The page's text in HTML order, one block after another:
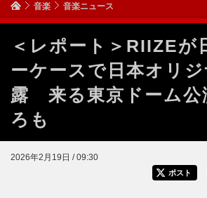
音楽 音楽ニュース
＜レポート＞RIIZEが
ーケースで日本オリ
露 来る東京ドーム公
ろも
2026年2月19日 / 09:30
ポスト